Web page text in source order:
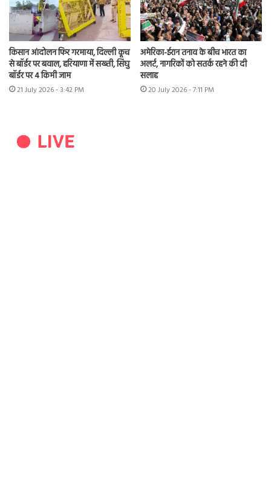
किसान आंदोलन फिर गरमाया, दिल्ली कूच
से बॉर्डर पर बवाल, हरियाणा में सख्ती, सिंघु
बॉर्डर पर 4 किमी जाम
21 July 2026 - 3:42 PM
अमेरिका-ईरान तनाव के बीच भारत का
अलर्ट, नागरिकों को सतर्क रहने की दी
सलाह
20 July 2026 - 7:11 PM